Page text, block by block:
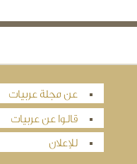
عن مجلة عربيات
قالوا عن عربيات
للإعلان